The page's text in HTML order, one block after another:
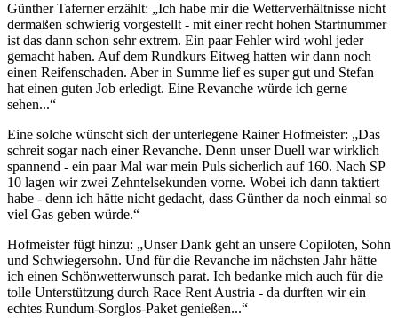
Günther Taferner erzählt: „Ich habe mir die Wetterverhältnisse nicht
dermaßen schwierig vorgestellt - mit einer recht hohen Startnummer
ist das dann schon sehr extrem. Ein paar Fehler wird wohl jeder
gemacht haben. Auf dem Rundkurs Eitweg hatten wir dann noch
einen Reifenschaden. Aber in Summe lief es super gut und Stefan
hat einen guten Job erledigt. Eine Revanche würde ich gerne
sehen...“
Eine solche wünscht sich der unterlegene Rainer Hofmeister: „Das
schreit sogar nach einer Revanche. Denn unser Duell war wirklich
spannend - ein paar Mal war mein Puls sicherlich auf 160. Nach SP
10 lagen wir zwei Zehntelsekunden vorne. Wobei ich dann taktiert
habe - denn ich hätte nicht gedacht, dass Günther da noch einmal so
viel Gas geben würde.“
Hofmeister fügt hinzu: „Unser Dank geht an unsere Copiloten, Sohn
und Schwiegersohn. Und für die Revanche im nächsten Jahr hätte
ich einen Schönwetterwunsch parat. Ich bedanke mich auch für die
tolle Unterstützung durch Race Rent Austria - da durften wir ein
echtes Rundum-Sorglos-Paket genießen...“